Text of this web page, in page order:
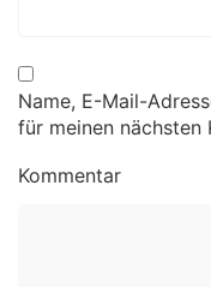
Name, E-Mail-
für meinen nächsten
Kommentar